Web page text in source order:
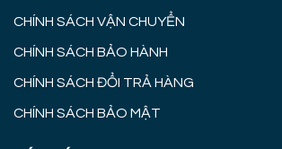
CHÍNH SÁCH VẬN CHUYỂN
CHÍNH SÁCH BẢO HÀNH
CHÍNH SÁCH ĐỔI TRẢ HÀNG
CHÍNH SÁCH BẢO MẬT